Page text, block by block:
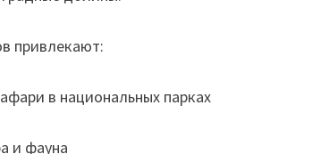
привлекают:
в национальных парках
и фауна